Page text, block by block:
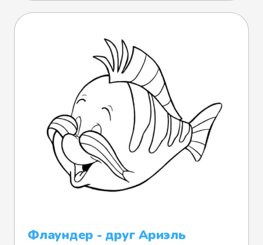
Флаундер - друг Ариэль